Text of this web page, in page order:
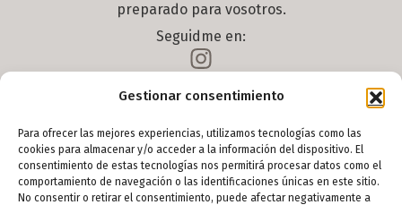
Gestionar consentimiento
Para ofrecer las mejores experiencias, utilizamos tecnologías como las
cookies para almacenar y/o acceder a la información del dispositivo. El
consentimiento de estas tecnologías nos permitirá procesar datos como el
comportamiento de navegación o las identificaciones únicas en este sitio.
No consentir o retirar el consentimiento, puede afectar negativamente a
preparado para vosotros.
Seguidme en:
Menú
Inicio